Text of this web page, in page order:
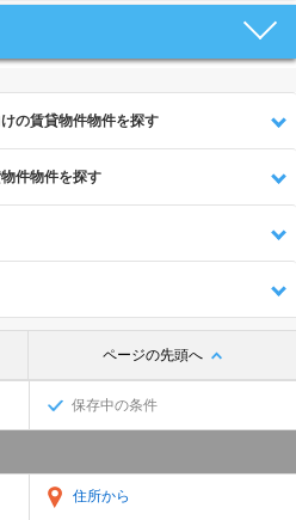
の賃貸物件物件を探す
件物件を探す
ページの先頭へ
保存中の条件
住所から